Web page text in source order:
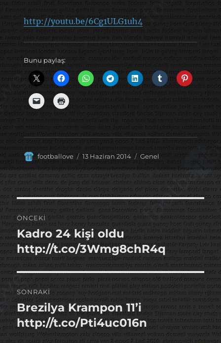
http://youtu.be/6Cg1ULG1uh4
Bunu paylaş:
Yazar
footballove
Yayın
13 Haziran 2014 Kategoriler
Genel
Yazı
gezinmesi
ÖNCEKI
Önceki
yazı:
Kadro 24 kişi oldu
http://t.co/3Wmg8chR4q
SONRAKI
Sonraki
yazı:
Brezilya Krampon 11’i
http://t.co/Pti4uc016n